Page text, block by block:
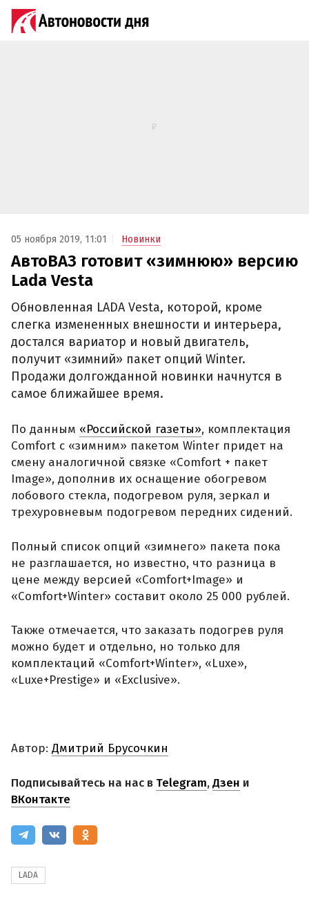
05 ноября 2019, 11:01 Новинки
АвтоВАЗ готовит «зимнюю» версию
Lada Vesta
Обновленная LADA Vesta, которой, кроме
слегка измененных внешности и интерьера,
достался вариатор и новый двигатель,
получит «зимний» пакет опций Winter.
Продажи долгожданной новинки начнутся в
самое ближайшее время.
По данным «Российской газеты», комплектация
Comfort с «зимним» пакетом Winter придет на
смену аналогичной связке «Comfort + пакет
Image», дополнив их оснащение обогревом
лобового стекла, подогревом руля, зеркал и
трехуровневым подогревом передних сидений.
Полный список опций «зимнего» пакета пока
не разглашается, но известно, что разница в
цене между версией «Comfort+Image» и
«Comfort+Winter» составит около 25 000 рублей.
Также отмечается, что заказать подогрев руля
можно будет и отдельно, но только для
комплектаций «Comfort+Winter», «Luxe»,
«Luxe+Prestige» и «Exclusive».
Автор: Дмитрий Брусочкин
Подписывайтесь на нас в Telegram,Дзен и
ВКонтакте
LADA